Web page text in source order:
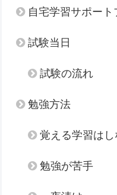
自宅学習サポート
試験当日
試験の流れ
勉強方法
覚える学習はし
勉強が苦手